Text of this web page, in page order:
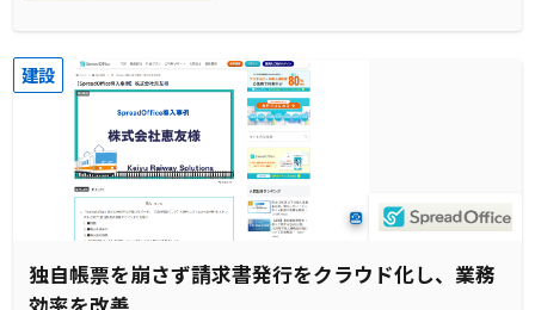
建設
独自帳票を崩さず請求書発行をクラウド化し、業務